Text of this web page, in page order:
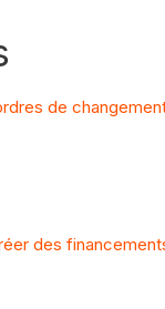
de
des